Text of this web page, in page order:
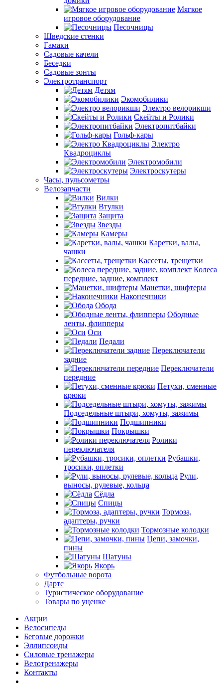
Мягкое
игровое оборудование
Песочницы
Шведские стенки
Гамаки
Садовые качели
Беседки
Садовые зонты
Электротранспорт
Детям
Экомобилики
Электро велорикши
Скейты и Ролики
Электропитбайки
Гольф-кары
Электро
Квадроциклы
Электромобили
Электроскутеры
Часы, пульсометры
Велозапчасти
Вилки
Втулки
Защита
Звезды
Камеры
Каретки, валы,
чашки
Кассеты, трещетки
Колеса
передние, задние, комплект
Манетки, шифтеры
Наконечники
Обода
Ободные
ленты, флипперы
Оси
Педали
Переключатели
задние
Переключатели
передние
Петухи, сменные
крюки
Подседельные штыри, хомуты, зажимы
Подшипники
Покрышки
Ролики
переключателя
Рубашки,
тросики, оплетки
Рули,
выносы, рулевые, кольца
Сёдла
Спицы
Тормоза,
адаптеры, ручки
Тормозные колодки
Цепи, замочки,
пины
Шатуны
Якорь
Футбольные ворота
Дартс
Туристическое оборудование
Товары по уценке
Акции
Велосипеды
Беговые дорожки
Эллипсоиды
Силовые тренажеры
Велотренажеры
Контакты